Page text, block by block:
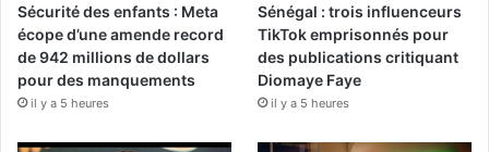
Sécurité des enfants : Meta
écope d’une amende record
de 942 millions de dollars
pour des manquements
il y a 5 heures
Sénégal : trois influenceurs
TikTok emprisonnés pour
des publications critiquant
Diomaye Faye
il y a 5 heures